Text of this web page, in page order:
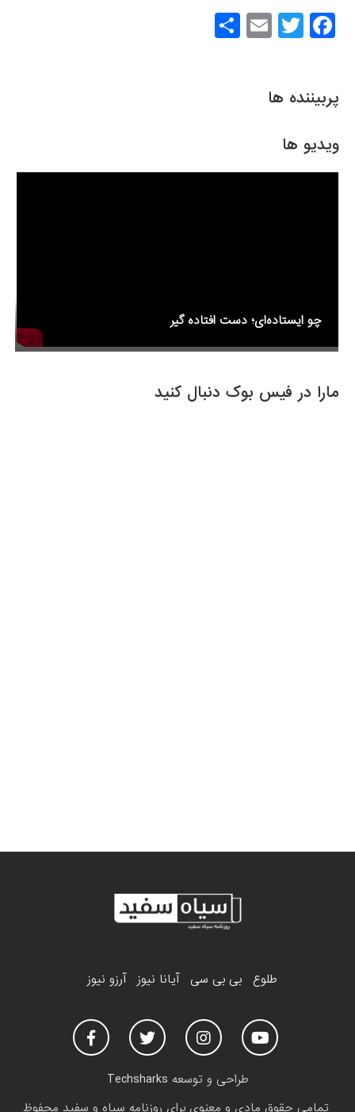
پربیننده ها
ویدیو ها
چو ایستاده‌ای؛ دست افتاده گیر
مارا در فیس بوک دنبال کنید
F
a
e
o
o
T
wi
er
E
m
طلوع بی بی سی آیانا نیوز آرزو نیوز
طراحی و توسعه Techsharks
تمامی حقوق مادی و معنوی برای روزنامه سیاه و سفید محفوظ